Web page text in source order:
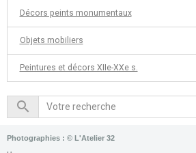
Décors peints monumentaux
Objets mobiliers
Peintures et décors XIIe-XXe s.
Photographies : © L'Atelier 32